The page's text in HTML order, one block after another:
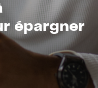
épargner